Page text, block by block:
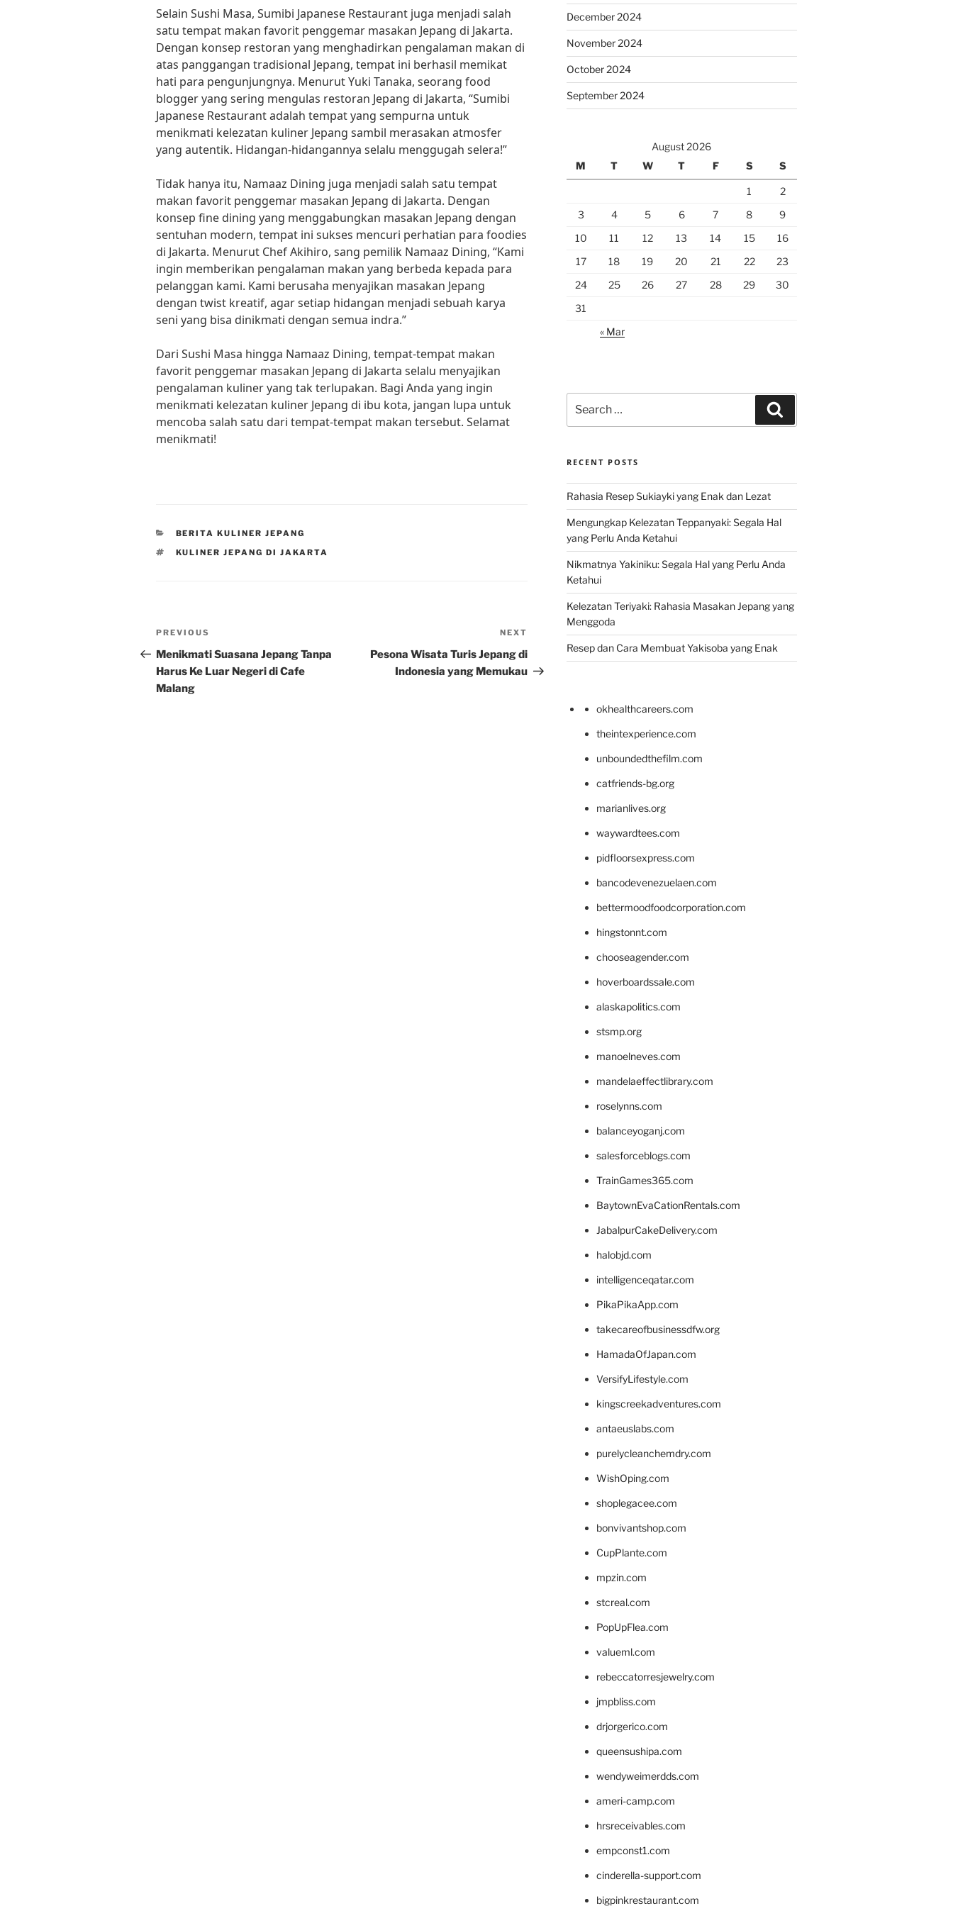
Selain Sushi Masa, Sumibi Japanese Restaurant juga menjadi salah
satu tempat makan favorit penggemar masakan Jepang di Jakarta.
Dengan konsep restoran yang menghadirkan pengalaman makan di
atas panggangan tradisional Jepang, tempat ini berhasil memikat
hati para pengunjungnya. Menurut Yuki Tanaka, seorang food
blogger yang sering mengulas restoran Jepang di Jakarta, “Sumibi
Japanese Restaurant adalah tempat yang sempurna untuk
menikmati kelezatan kuliner Jepang sambil merasakan atmosfer
yang autentik. Hidangan-hidangannya selalu menggugah selera!”
Tidak hanya itu, Namaaz Dining juga menjadi salah satu tempat
makan favorit penggemar masakan Jepang di Jakarta. Dengan
konsep fine dining yang menggabungkan masakan Jepang dengan
sentuhan modern, tempat ini sukses mencuri perhatian para foodies
di Jakarta. Menurut Chef Akihiro, sang pemilik Namaaz Dining, “Kami
ingin memberikan pengalaman makan yang berbeda kepada para
pelanggan kami. Kami berusaha menyajikan masakan Jepang
dengan twist kreatif, agar setiap hidangan menjadi sebuah karya
seni yang bisa dinikmati dengan semua indra.”
Dari Sushi Masa hingga Namaaz Dining, tempat-tempat makan
favorit penggemar masakan Jepang di Jakarta selalu menyajikan
pengalaman kuliner yang tak terlupakan. Bagi Anda yang ingin
menikmati kelezatan kuliner Jepang di ibu kota, jangan lupa untuk
mencoba salah satu dari tempat-tempat makan tersebut. Selamat
menikmati!
CATEGORIES
BERITA KULINER JEPANG
TAGS
KULINER JEPANG DI JAKARTA
Post
navigation
Previous
Post
PREVIOUS
Menikmati Suasana Jepang Tanpa
Harus Ke Luar Negeri di Cafe
Malang
Post
NEXT
Pesona Wisata Turis Jepang di
Indonesia yang Memukau
December 2024
November 2024
October 2024
September 2024
August 2026
M
T W T F S S
1
2
3
4 5 6 7 8
9
10
11 12 13 14 15
16
17
18 19 20 21 22
23
24
25 26 27 28 29
30
31
« Mar
for:
RECENT POSTS
Rahasia Resep Sukiayki yang Enak dan Lezat
Mengungkap Kelezatan Teppanyaki: Segala Hal
yang Perlu Anda Ketahui
Nikmatnya Yakiniku: Segala Hal yang Perlu Anda
Ketahui
Kelezatan Teriyaki: Rahasia Masakan Jepang yang
Menggoda
Resep dan Cara Membuat Yakisoba yang Enak
okhealthcareers.com
theintexperience.com
unboundedthefilm.com
catfriends-bg.org
marianlives.org
waywardtees.com
pidfloorsexpress.com
bancodevenezuelaen.com
bettermoodfoodcorporation.com
hingstonnt.com
chooseagender.com
hoverboardssale.com
alaskapolitics.com
stsmp.org
manoelneves.com
mandelaeffectlibrary.com
roselynns.com
balanceyoganj.com
salesforceblogs.com
TrainGames365.com
BaytownEvaCationRentals.com
JabalpurCakeDelivery.com
halobjd.com
intelligenceqatar.com
PikaPikaApp.com
takecareofbusinessdfw.org
HamadaOfJapan.com
VersifyLifestyle.com
kingscreekadventures.com
antaeuslabs.com
purelycleanchemdry.com
WishOping.com
shoplegacee.com
bonvivantshop.com
CupPlante.com
mpzin.com
stcreal.com
PopUpFlea.com
valueml.com
rebeccatorresjewelry.com
jmpbliss.com
drjorgerico.com
queensushipa.com
wendyweimerdds.com
ameri-camp.com
hrsreceivables.com
empconst1.com
cinderella-support.com
bigpinkrestaurant.com